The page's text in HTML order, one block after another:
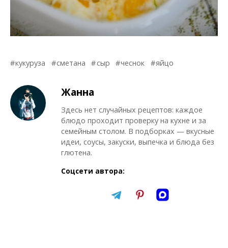
кукуруза сметана сыр чеснок яйцо
Жанна
Здесь нет случайных рецептов: каждое
блюдо проходит проверку на кухне и за
семейным столом. В подборках — вкусные
идеи, соусы, закуски, выпечка и блюда без
глютена.
Соцсети автора: